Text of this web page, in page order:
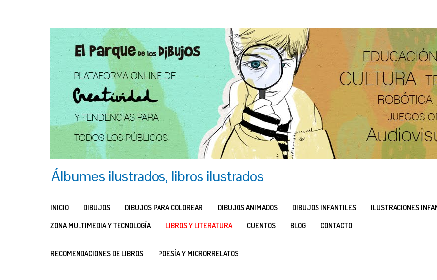
Álbumes ilustrados, libros ilustrados
INICIO DIBUJOS DIBUJOS PARA COLOREAR DIBUJOS ANIMADOS DIBUJOS INFANTILES ILUSTRACIONES
ZONA MULTIMEDIA Y TECNOLOGÍA
LIBROS Y LITERATURA CUENTOS BLOG CONTACTO
RECOMENDACIONES DE LIBROS POESÍA Y MICRORRELATOS